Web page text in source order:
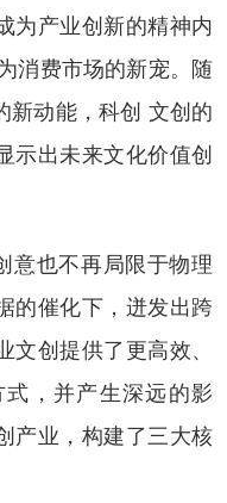
为产业创新的精神内
消费市场的新宠。随
新动能，科创 文创的
示出未来文化价值创
意也不再局限于物理
的催化下，迸发出跨
创提供了更高效、
，并产生深远的影
产业，构建了三大核